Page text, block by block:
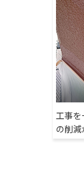
横浜市
2025/
横浜市
2025/
港北
2025/
港北
工事を
の削減